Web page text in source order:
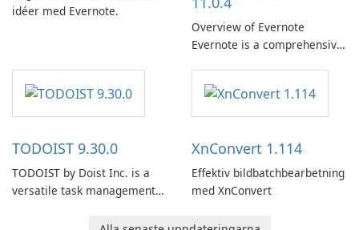
idéer med Evernote.
Overview of Evernote
Evernote is a comprehensive
users capture, organize, and
access information across
TODOIST 9.30.0
TODOIST by Doist Inc. is a
versatile task management
individuals and teams
XnConvert 1.114
Effektiv bildbatchbearbetning
med XnConvert